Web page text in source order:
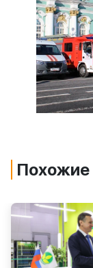
Похожие